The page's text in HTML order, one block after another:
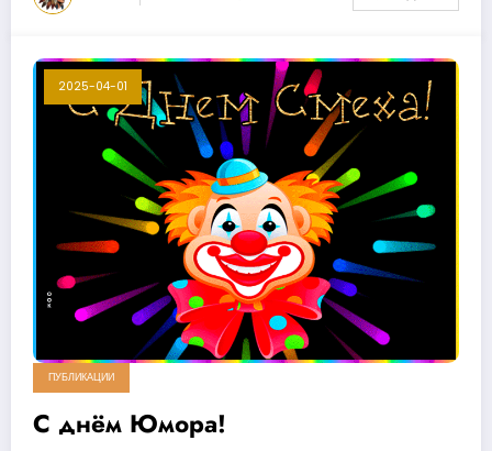
2025-04-01
ПУБЛИКАЦИИ
С днём Юмора!